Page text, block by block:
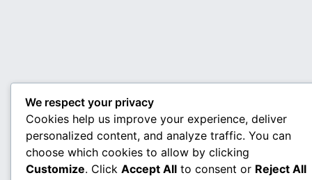
We respect your privacy
Cookies help us improve your experience, deliver
personalized content, and analyze traffic. You can
choose which cookies to allow by clicking
Customize. Click Accept All to consent or Reject All